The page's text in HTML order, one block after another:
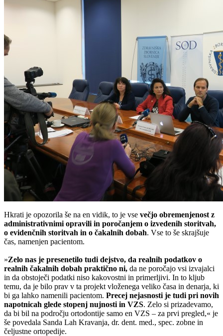
Hkrati je opozorila še na en vidik, to je vse večjo obremenjenost z
administrativnimi opravili in poročanjem o izvedenih storitvah,
o evidenčnih storitvah in o čakalnih dobah. Vse to še skrajšuje
čas, namenjen pacientom.
»Zelo nas je presenetilo tudi dejstvo, da realnih podatkov o
realnih čakalnih dobah praktično ni, da ne poročajo vsi izvajalci
in da obstoječi podatki niso kakovostni in primerljivi. In to kljub
temu, da je bilo prav v ta projekt vloženega veliko časa in denarja, ki
bi ga lahko namenili pacientom. Precej nejasnosti je tudi pri novih
napotnicah glede stopenj nujnosti in VZS. Zelo si prizadevamo,
da bi bil na področju ortodontije samo en VZS – za prvi pregled,« je
še povedala Sanda Lah Kravanja, dr. dent. med., spec. zobne in
čeljustne ortopedije.